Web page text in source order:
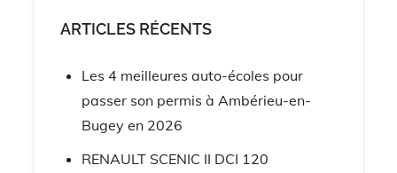
ARTICLES RÉCENTS
Les 4 meilleures auto-écoles pour
passer son permis à Ambérieu-en-
Bugey en 2026
RENAULT SCENIC II DCI 120